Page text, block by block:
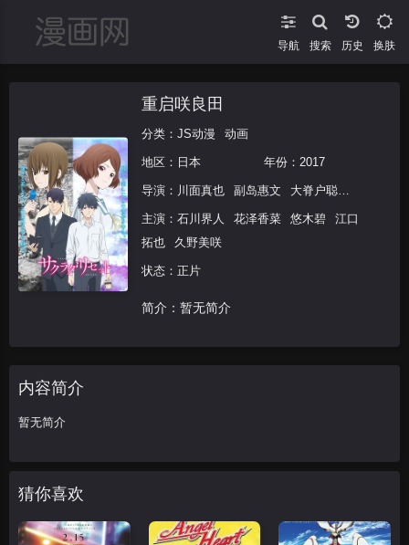
导航 搜索 换肤
重启咲良田
分类： JS动漫 动画
地区： 日本 年份： 2017
导演： 川面真也 副岛惠文 大脊户聪 矢野孝典
主演： 石川界人 花泽香菜 悠木碧
江口
拓也
久野美咲
状态：正片
简介：暂无简介
内容简介
暂无简介
猜你喜欢